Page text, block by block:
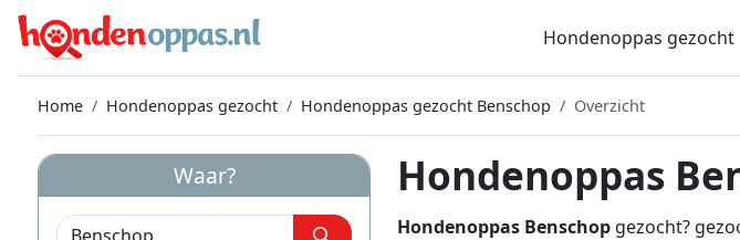
Hondenoppas gezocht
Home Hondenoppas gezocht Hondenoppas gezocht Benschop Overzicht
Hondenoppas
Hondenoppas Benschop gezocht?
Waar?